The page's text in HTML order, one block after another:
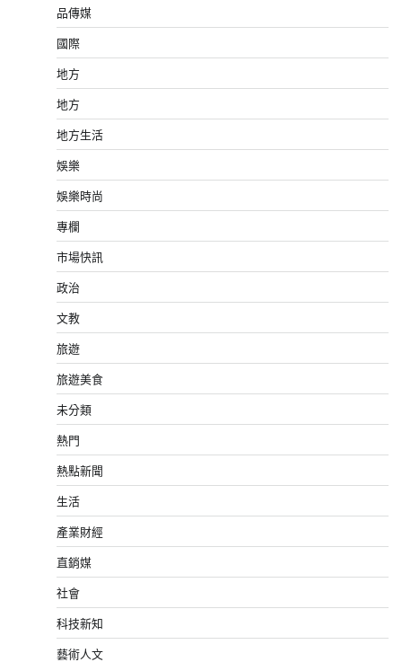
品傳媒
國際
地方
地方
地方生活
娛樂
娛樂時尚
專欄
市場快訊
政治
文教
旅遊
旅遊美食
未分類
熱門
熱點新聞
生活
產業財經
直銷媒
社會
科技新知
藝術人文